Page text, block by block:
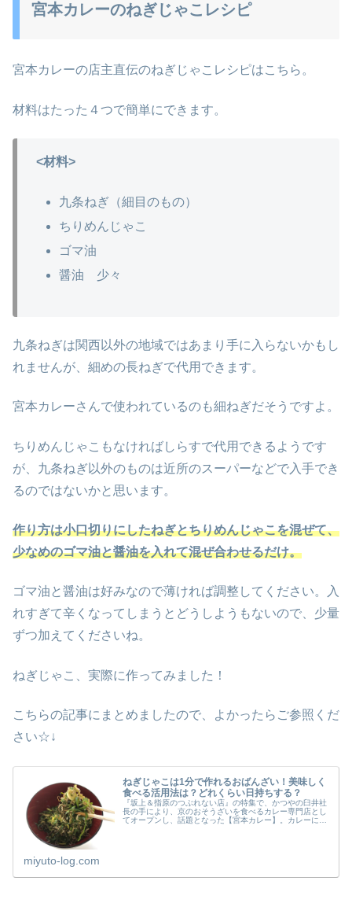
宮本カレーのねぎじゃこレシピ
宮本カレーの店主直伝のねぎじゃこレシピはこちら。
材料はたった４つで簡単にできます。
<材料>
九条ねぎ（細目のもの）
ちりめんじゃこ
ゴマ油
醤油 少々
九条ねぎは関西以外の地域ではあまり手に入らないかもし
れませんが、細めの長ねぎで代用できます。
宮本カレーさんで使われているのも細ねぎだそうですよ。
ちりめんじゃこもなければしらすで代用できるようです
が、九条ねぎ以外のものは近所のスーパーなどで入手でき
るのではないかと思います。
作り方は小口切りにしたねぎとちりめんじゃこを混ぜて、
少なめのゴマ油と醤油を入れて混ぜ合わせるだけ。
ゴマ油と醤油は好みなので薄ければ調整してください。入
れすぎて辛くなってしまうとどうしようもないので、少量
ずつ加えてくださいね。
ねぎじゃこ、実際に作ってみました！
こちらの記事にまとめましたので、よかったらご参照くだ
さい☆↓
ねぎじゃこは1分で作れるおばんざい！美味しく
食べる活用法は？どれくらい日持ちする？
『坂上＆指原のつぶれない店』の特集で、かつやの臼井社
長の手により、京のおそうざいを食べるカレー専門店とし
てオープンし、話題となった【宮本カレー】。カレーにト
miyuto-log.com